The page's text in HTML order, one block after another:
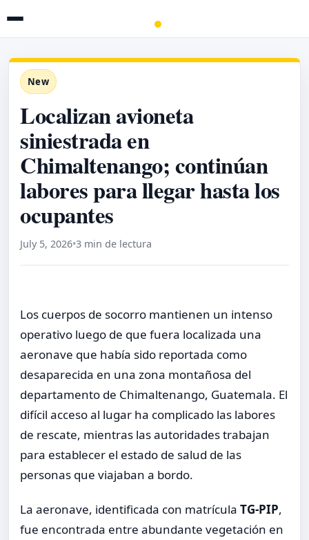
New
Localizan avioneta
siniestrada en
Chimaltenango; continúan
labores para llegar hasta los
ocupantes
July 5, 2026•3 min de lectura
Los cuerpos de socorro mantienen un intenso
operativo luego de que fuera localizada una
aeronave que había sido reportada como
desaparecida en una zona montañosa del
departamento de Chimaltenango, Guatemala. El
difícil acceso al lugar ha complicado las labores
de rescate, mientras las autoridades trabajan
para establecer el estado de salud de las
personas que viajaban a bordo.
La aeronave, identificada con matrícula TG-PIP,
fue encontrada entre abundante vegetación en